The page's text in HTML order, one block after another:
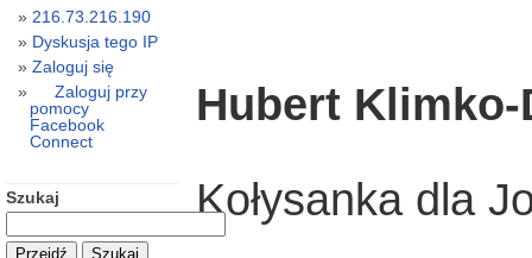
Hubert
Kołysanka dla
216.73.216.190
Dyskusja tego IP
Zaloguj się
Zaloguj przy
pomocy
Facebook
Connect
Szukaj